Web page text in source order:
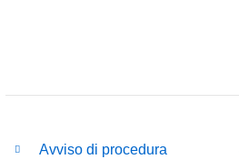
Avviso di procedura